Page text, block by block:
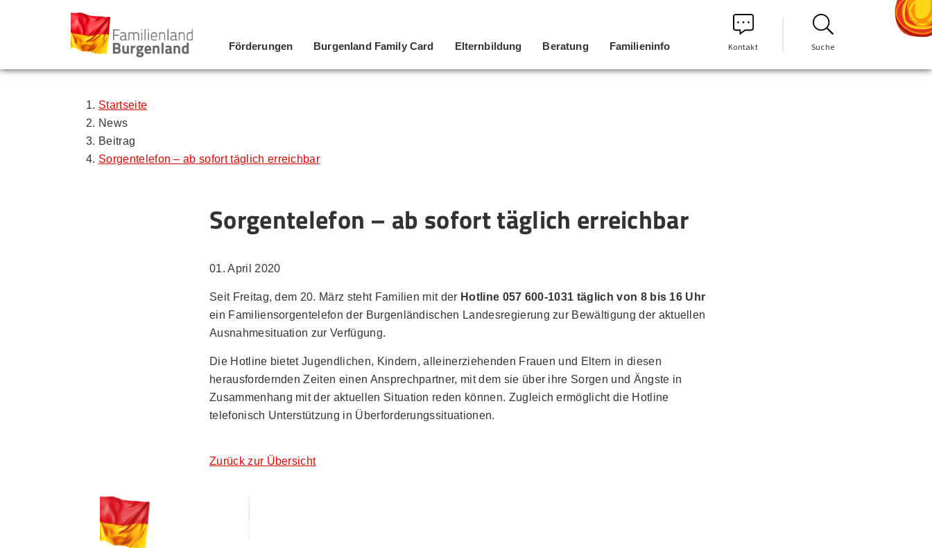
Zum Inhalt
Zum Menü
Förderungen Burgenland Family Card Elternbildung Beratung Familieninfo Kontakt Suche
Startseite
News
Beitrag
Sorgentelefon – ab sofort täglich erreichbar
Sorgentelefon – ab sofort täglich erreichbar
01. April 2020
Seit Freitag, dem 20. März steht Familien mit der Hotline 057 600-1031 täglich von 8 bis 16 Uhr
ein Familiensorgentelefon der Burgenländischen Landesregierung zur Bewältigung der aktuellen
Ausnahmesituation zur Verfügung.
Die Hotline bietet Jugendlichen, Kindern, alleinerziehenden Frauen und Eltern in diesen
herausfordernden Zeiten einen Ansprechpartner, mit dem sie über ihre Sorgen und Ängste in
Zusammenhang mit der aktuellen Situation reden können. Zugleich ermöglicht die Hotline
telefonisch Unterstützung in Überforderungssituationen.
Zurück zur Übersicht